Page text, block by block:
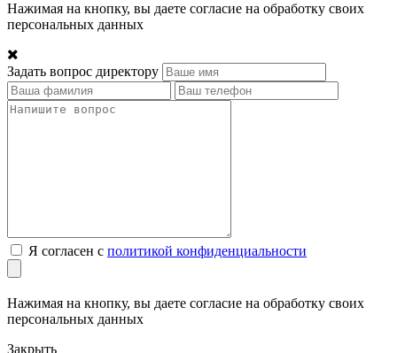
Нажимая на кнопку, вы даете согласие на обработку своих
персональных данных
Задать вопрос директору
Я согласен с политикой конфиденциальности
Нажимая на кнопку, вы даете согласие на обработку своих
персональных данных
Закрыть